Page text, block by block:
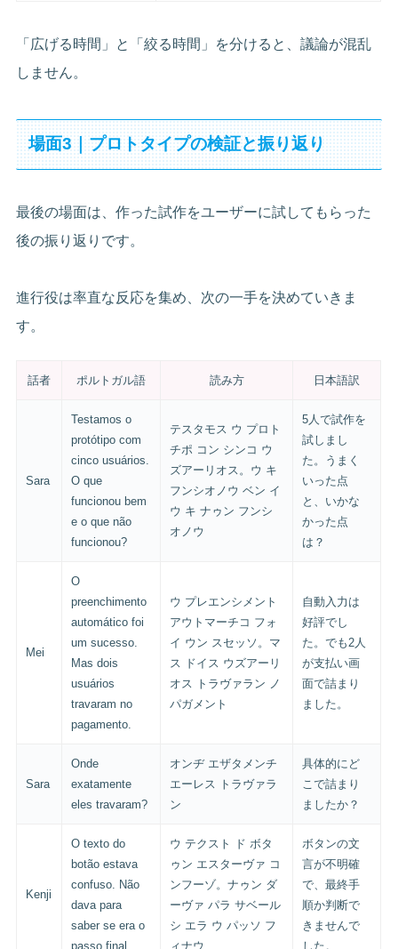
「広げる時間」と「絞る時間」を分けると、議論が混乱
しません。
場面3｜プロトタイプの検証と振り返り
最後の場面は、作った試作をユーザーに試してもらった
後の振り返りです。
進行役は率直な反応を集め、次の一手を決めていきま
す。
話者 ポルトガル語 読み方 日本語訳
Sara
Testamos o
protótipo com
cinco usuários.
O que
funcionou bem
e o que não
funcionou?
テスタモス ウ プロト
チポ コン シンコ ウ
ズアーリオス。ウ キ
フンシオノウ ベン イ
ウ キ ナゥン フンシ
オノウ
5人で試作を
試しまし
た。うまく
いった点
と、いかな
かった点
は？
Mei
O
preenchimento
automático foi
um sucesso.
Mas dois
usuários
travaram no
pagamento.
ウ プレエンシメント
アウトマーチコ フォ
イ ウン スセッソ。マ
ス ドイス ウズアーリ
オス トラヴァラン ノ
パガメント
自動入力は
好評でし
た。でも2人
が支払い画
面で詰まり
ました。
Sara
Onde
exatamente
eles travaram?
オンヂ エザタメンチ
エーレス トラヴァラ
ン
具体的にど
こで詰まり
ましたか？
Kenji
O texto do
botão estava
confuso. Não
dava para
saber se era o
passo final.
ウ テクスト ド ボタ
ゥン エスターヴァ コ
ンフーゾ。ナゥン ダ
ーヴァ パラ サベール
シ エラ ウ パッソ フ
ィナウ
ボタンの文
言が不明確
で、最終手
順か判断で
きませんで
した。